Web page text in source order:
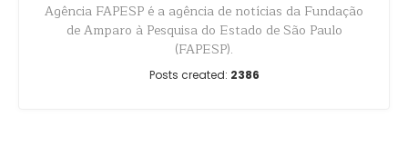
Agência FAPESP é a agência de notícias da Fundação
de Amparo à Pesquisa do Estado de São Paulo
(FAPESP).
Posts created: 2386